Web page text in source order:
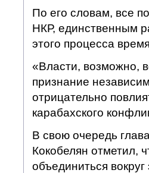
По его словам, все
НКР, единственным
этого процесса
«Власти, возможно,
признание
отрицательно
карабахского
В свою очередь
Кокобелян отметил,
объединитьcя вокруг